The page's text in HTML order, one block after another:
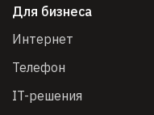
Для бизнеса
Интернет
Телефон
IT-решения